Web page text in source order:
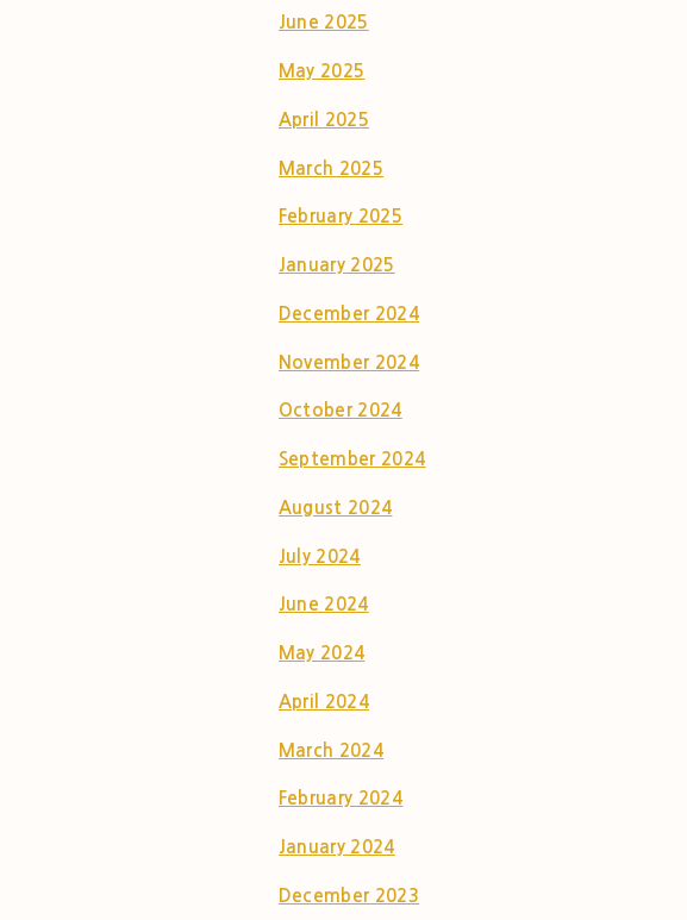
June 2025
May 2025
April 2025
March 2025
February 2025
January 2025
December 2024
November 2024
October 2024
September 2024
August 2024
July 2024
June 2024
May 2024
April 2024
March 2024
February 2024
January 2024
December 2023